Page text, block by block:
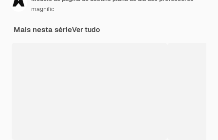
magnific
Mais nesta sérieVer tudo